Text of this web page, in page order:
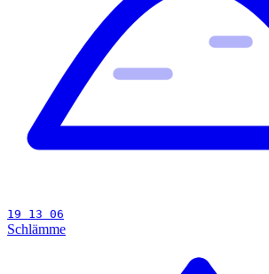
19 13 06
Schlämme